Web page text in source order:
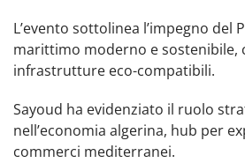
L’evento sottolinea l’impegno del
marittimo moderno e sostenibile,
infrastrutture eco-compatibili.
Sayoud ha evidenziato il ruolo
nell’economia algerina, hub per
commerci mediterranei.